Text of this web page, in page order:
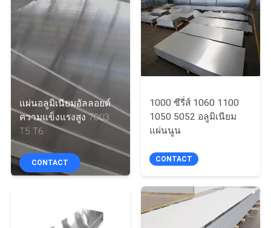
กับ
ทัวร์
โรงงาน
ติดต่อ
แผ่นอลูมิเนียมอัลลอยด์
ความแข็งแรงสูง 7003
T5 T6
CONTACT
1000 ซีรี่ส์ 1060 1100
1050 5052 อลูมิเนียม
แผ่นนูน
CONTACT